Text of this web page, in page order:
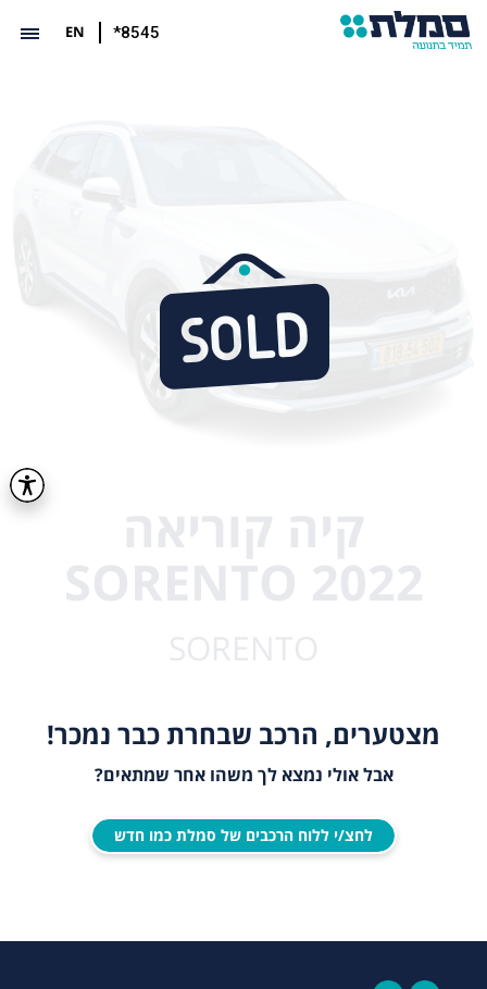
*8545
EN
מצטערים, הרכב שבחרת כבר נמכר!
אבל אולי נמצא לך משהו אחר שמתאים?
לחצ/י ללוח הרכבים של סמלת כמו חדש